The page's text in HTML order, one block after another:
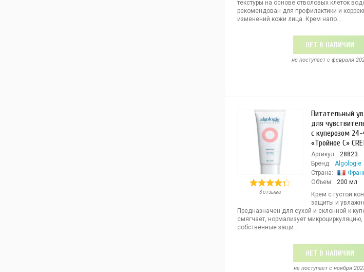
текстуры на основе стволовых клеток
рекомендован для профилактики и
изменений кожи лица. Крем напо...
НЕТ В НАЛИЧИИ
не поступает c февраля
3 отзыва
Питательный
для
с куперозом 24-
«Тройное С»
Артикул:
28823
Бренд:
Algologie
Страна:
Объем:
200 мл
Крем с густой
защиты и
Предназначен для сухой и склонной к
смягчает, нормализует микроциркуляцию,
собственные защи...
НЕТ В НАЛИЧИИ
не поступает c ноября